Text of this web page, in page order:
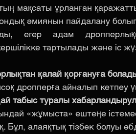
мақсаты ұрланған
әмиянын пайдалану
егер адам
тартылады және іс
қалай қорғануға
дропперға айналып кетпеу
табыс туралы
«жұмыста» ештеңе
Бұл, алаяқтық тізбек болуы